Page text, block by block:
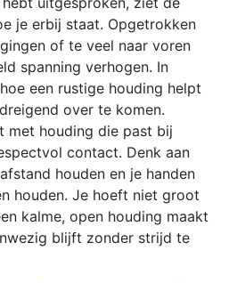
je erbij staat. Opgetrokken
of te veel naar voren
spanning verhogen. In
een rustige houding helpt
over te komen.
met houding die past bij
contact. Denk aan
houden en je handen
houden. Je hoeft niet groot
kalme, open houding maakt
blijft zonder strijd te